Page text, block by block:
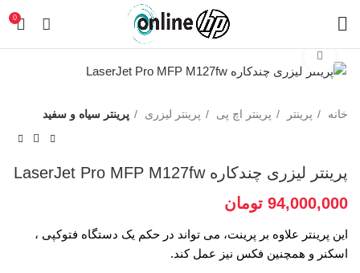
0
خانه پرینتر پرینتر اچ پی پرینتر لیزری پرینتر سیاه و سفید
پرینتر لیزری چندکاره LaserJet Pro MFP M127fw
94,000,000 تومان
این پرینتر علاوه بر پرینت، می تواند در حکم یک دستگاه فتوکپی ،
اسکنر و همچنین فکس نیز عمل کند.